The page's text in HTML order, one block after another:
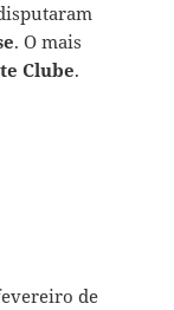
. O mais
Clube.
de